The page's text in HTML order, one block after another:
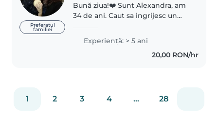
Preferatul
familiei
Bună ziua!❤️ Sunt Alexandra, am
34 de ani. Caut sa ingrijesc un
saptamana. Am experientă cu
copiii sunt si eu mamă, am lucrat
ca ingrijitoare la o gradinită..
Experienţă: > 5 ani
20,00 RON/hr
1 2 3 4 ... 28